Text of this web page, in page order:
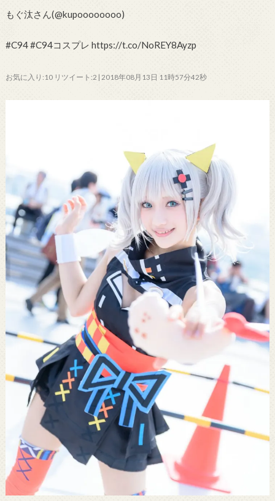
もぐ汰さん(@kupoooooooo)
#C94 #C94コスプレ https://t.co/NoREY8Ayzp
お気に入り:10 リツイート:2 | 2018年08月13日 11時57分42秒